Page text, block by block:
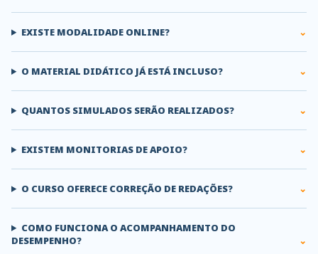
EXISTE MODALIDADE ONLINE?
O MATERIAL DIDÁTICO JÁ ESTÁ INCLUSO?
QUANTOS SIMULADOS SERÃO REALIZADOS?
EXISTEM MONITORIAS DE APOIO?
O CURSO OFERECE CORREÇÃO DE REDAÇÕES?
COMO FUNCIONA O ACOMPANHAMENTO DO
DESEMPENHO?